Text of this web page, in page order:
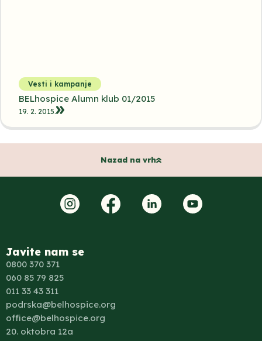
Vesti i kampanje
BELhospice Alumn klub 01/2015
19. 2. 2015.
Nazad na vrh
Javite nam se
0800 370 371
060 85 79 825
011 33 43 311
podrska@belhospice.org
office@belhospice.org
20. oktobra 12a